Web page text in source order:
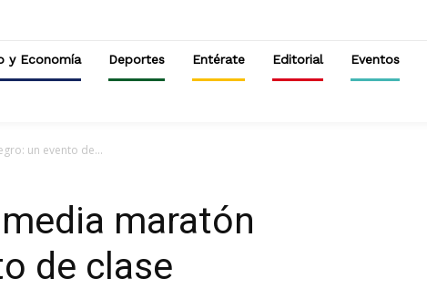
y Economía Deportes Entérate Editorial Eventos
un evento de...
maratón
de clase